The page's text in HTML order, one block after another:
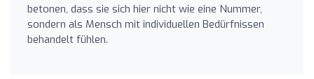
betonen, dass sie sich hier nicht wie eine Nummer,
sondern als Mensch mit individuellen Bedürfnissen
behandelt fühlen.